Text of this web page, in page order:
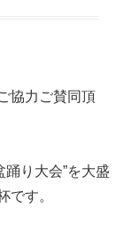
協力ご賛同頂
り大会”を大盛
です。